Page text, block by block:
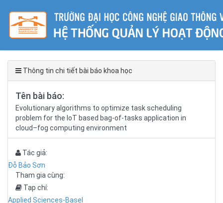
Thông tin chi tiết bài báo khoa học
Tên bài báo:
Evolutionary algorithms to optimize task scheduling
problem for the IoT based bag-of-tasks application in
cloud–fog computing environment
Tác giả:
Đỗ Bảo Sơn
Tham gia cùng:
Tạp chí:
Applied Sciences-Basel